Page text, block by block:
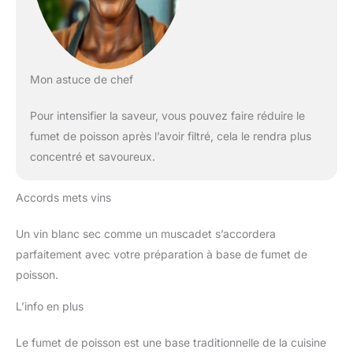
Mon astuce de chef
Pour intensifier la saveur, vous pouvez faire réduire le
fumet de poisson après l’avoir filtré, cela le rendra plus
concentré et savoureux.
Accords mets vins
Un vin blanc sec comme un muscadet s’accordera
parfaitement avec votre préparation à base de fumet de
poisson.
L’info en plus
Le fumet de poisson est une base traditionnelle de la cuisine